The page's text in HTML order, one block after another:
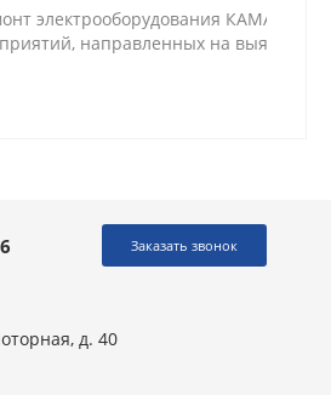
электрооборудования КАМАЗ —
направленных на
Заказать звонок
д. 40